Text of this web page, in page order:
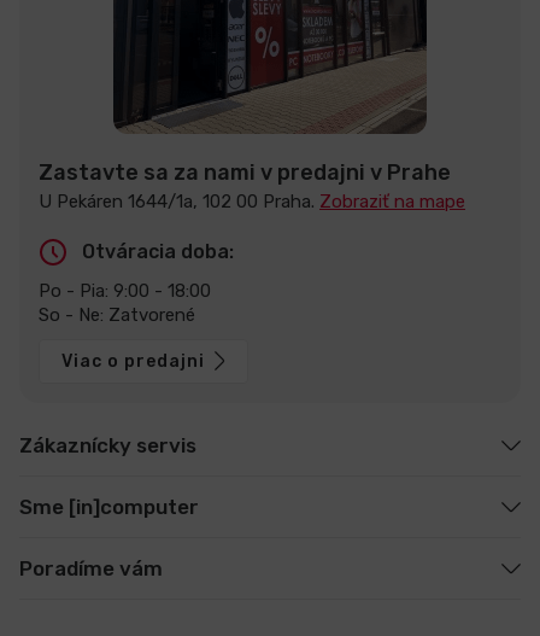
Zastavte sa za nami v predajni v Prahe
U Pekáren 1644/1a, 102 00 Praha. Zobraziť na mape
Otváracia doba:
Po - Pia: 9:00 - 18:00
So - Ne: Zatvorené
Viac o predajni
Zákaznícky servis
Sme [in]computer
Poradíme vám